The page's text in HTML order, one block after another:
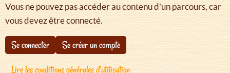
Vous ne pouvez pas accéder au contenu d'un parcours, car
vous devez être connecté.
Se connecter
Se créer un compte
Lire les conditions générales d'utilisation